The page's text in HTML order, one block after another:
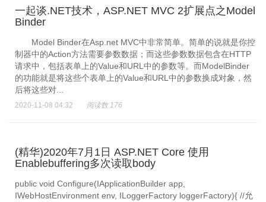
一起谈.NET技术，ASP.NET MVC 2扩展点之Model
Binder
Model Binder在Asp.net MVC中非常简单。简单的说就是你控
制器中的Action方法需要参数数据；而这些参数数据包含在HTTP
请求中，包括表单上的Value和URL中的参数等。而ModelBinder
的功能就是将这些个表单上的Value和URL中的参数换成对象，然
后将这些对...
2020-11-08 04:32 阅读数 176
(精华)2020年7月1日 ASP.NET Core 使用
Enablebuffering多次读取body
public void Configure(IApplicationBuilder app,
IWebHostEnvironment env, ILoggerFactory loggerFactory){ //允